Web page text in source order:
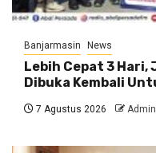
Banjarmasin News
Lebih Cepat 3
Dibuka Kembali
7 Agustus 2026